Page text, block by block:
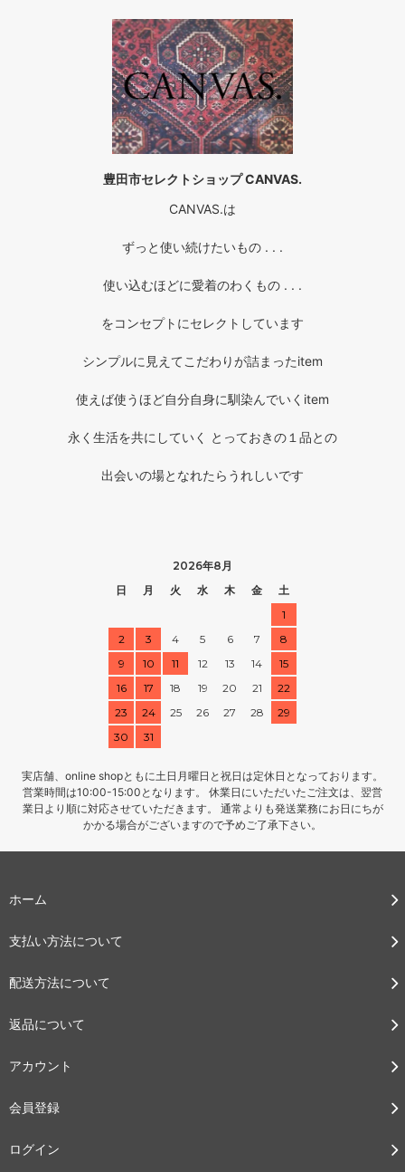
豊田市セレクトショップ CANVAS.
CANVAS.は
ずっと使い続けたいもの . . .
使い込むほどに愛着のわくもの . . .
をコンセプトにセレクトしています
シンプルに見えてこだわりが詰まったitem
使えば使うほど自分自身に馴染んでいくitem
永く生活を共にしていく とっておきの１品との
出会いの場となれたらうれしいです
2026年8月
日
月 火 水 木 金
土
1
2
3 4 5 6 7
8
9
10 11 12 13 14
15
16
17 18 19 20 21
22
23
24 25 26 27 28
29
30
31
実店舗、online shopともに土日月曜日と祝日は定休日となっております。
営業時間は10:00-15:00となります。 休業日にいただいたご注文は、翌営
業日より順に対応させていただきます。 通常よりも発送業務にお日にちが
かかる場合がございますので予めご了承下さい。
ホーム
支払い方法について
配送方法について
返品について
アカウント
会員登録
ログイン